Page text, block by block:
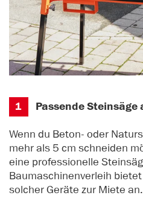
1 Passende Steinsäge
Wenn du Beton- oder
mehr als 5 cm schneiden
eine professionelle
Baumaschinenverleih
solcher Geräte zur Miete an.